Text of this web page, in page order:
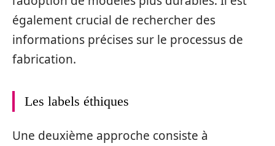
également crucial de rechercher des
informations précises sur le processus de
fabrication.
Les labels éthiques
Une deuxième approche consiste à